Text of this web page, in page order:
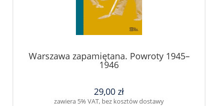
Warszawa zapamiętana. Powroty 1945–
1946
29,00 zł
zawiera 5% VAT, bez kosztów dostawy